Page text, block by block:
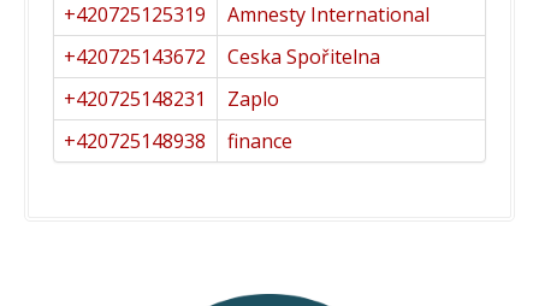
+420725125319
Amnesty International
+420725143672
Ceska Spořitelna
+420725148231
Zaplo
+420725148938
finance